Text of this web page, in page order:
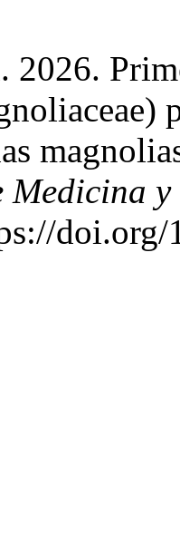
2026.
Medicina